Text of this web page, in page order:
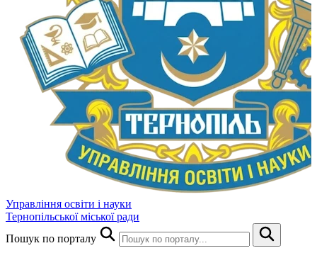
Управління освіти і науки
Тернопільської міської ради
Пошук по порталу